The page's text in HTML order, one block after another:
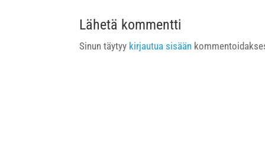
Lähetä kommentti
Sinun täytyy kirjautua sisään